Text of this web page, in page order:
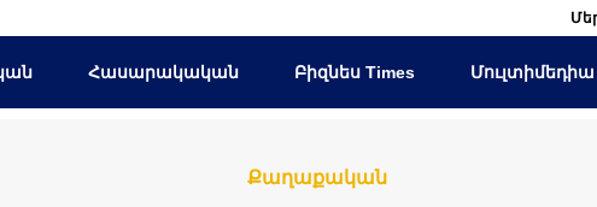
Հասարակական Բիզնես Times Մուլտիմեդիա
Քաղաքական